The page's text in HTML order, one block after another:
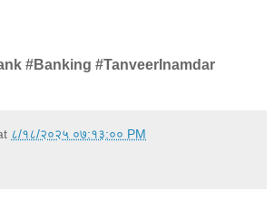
#Banking #TanveerInamdar
८/१८/२०२५ ०७:१३:०० PM